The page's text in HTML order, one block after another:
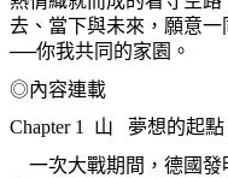
去、當下與未來，願意
──你我共同的家園。
◎內容連載
Chapter 1 山
夢想的起點
一次大戰期間，德國